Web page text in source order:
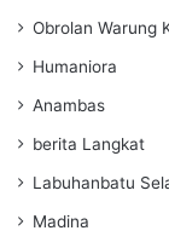
Obrolan Warung
Humaniora
Anambas
berita Langkat
Labuhanbatu
Madina